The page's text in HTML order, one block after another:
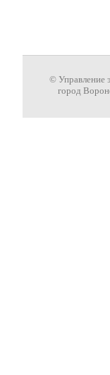
© Управление
город